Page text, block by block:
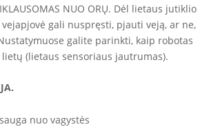
NUO ORŲ. Dėl lietaus jutiklio
gali nuspręsti, pjauti veją, ar ne,
galite parinkti, kaip robotas
(lietaus sensoriaus jautrumas).